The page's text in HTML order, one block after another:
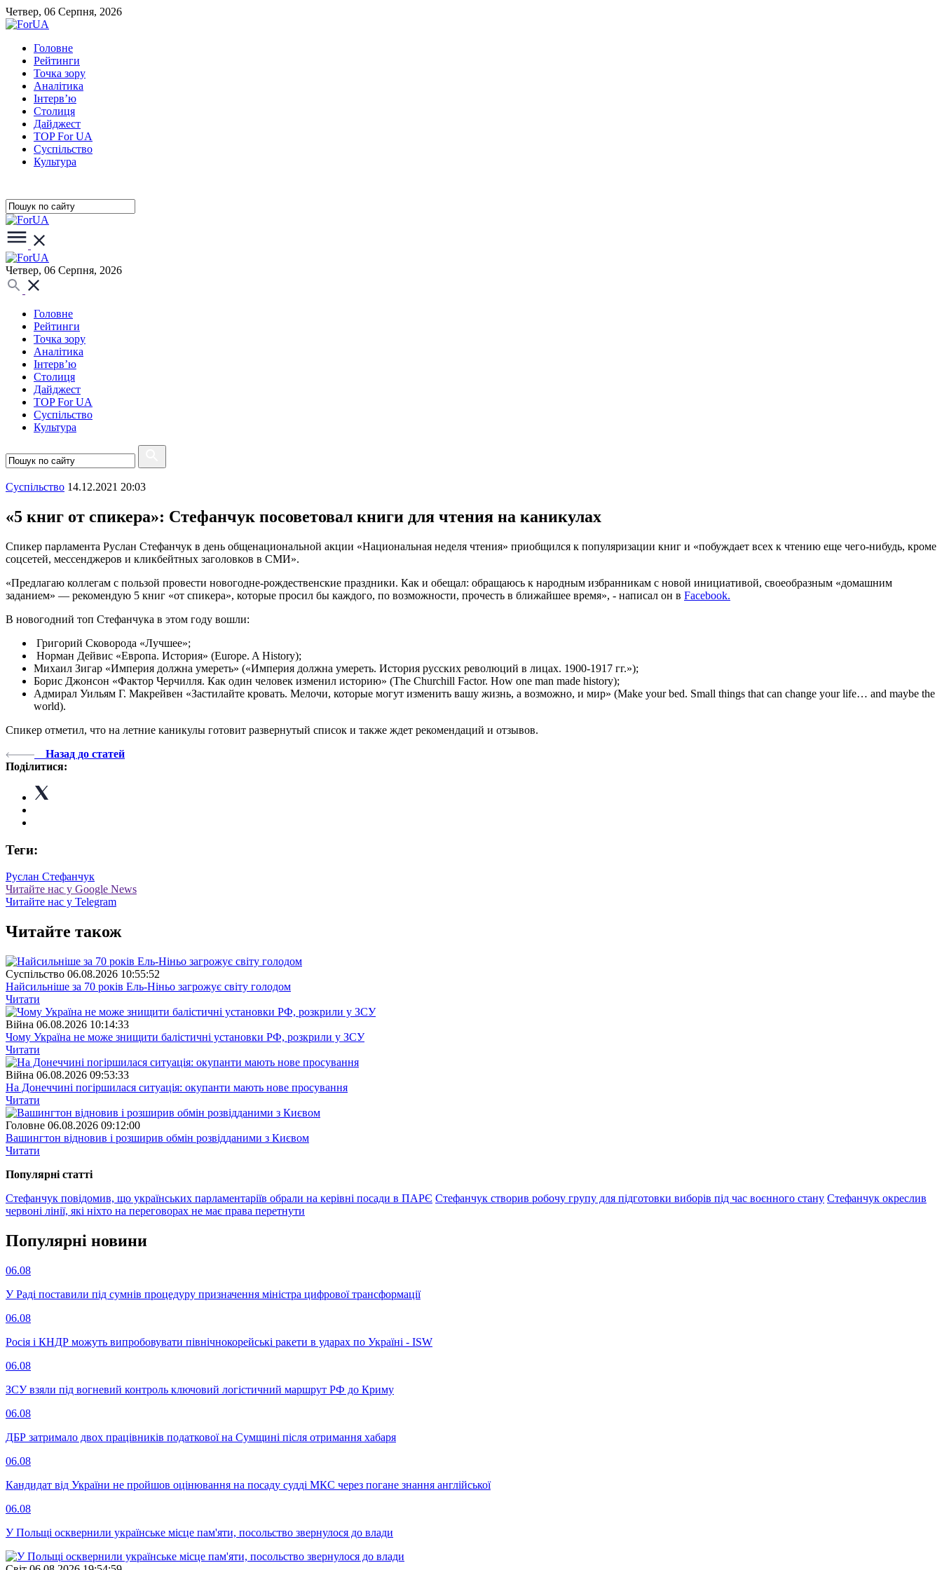
Четвер, 06 Серпня, 2026
Головне
Рейтинги
Точка зору
Аналітика
Інтерв’ю
Столиця
Дайджест
TOP For UA
Суспiльство
Культура
Четвер, 06 Серпня, 2026
Головне
Рейтинги
Точка зору
Аналітика
Інтерв’ю
Столиця
Дайджест
TOP For UA
Суспiльство
Культура
Суспiльство 14.12.2021 20:03
«5 книг от спикера»: Стефанчук посоветовал книги для чтения на каникулах
Спикер парламента Руслан Стефанчук в день общенациональной акции «Национальная неделя чтения» приобщился к популяризации книг и «побуждает всех к чтению еще чего-нибудь, кроме
соцсетей, мессенджеров и кликбейтных заголовков в СМИ».
«Предлагаю коллегам с пользой провести новогодне-рождественские праздники. Как и обещал: обращаюсь к народным избранникам с новой инициативой, своеобразным «домашним
заданием» — рекомендую 5 книг «от спикера», которые просил бы каждого, по возможности, прочесть в ближайшее время», - написал он в Facebook.
В новогодний топ Стефанчука в этом году вошли:
Григорий Сковорода «Лучшее»;
Норман Дейвис «Европа. История» (Europe. A History);
Михаил Зигар «Империя должна умереть» («Империя должна умереть. История русских революций в лицах. 1900-1917 гг.»);
Борис Джонсон «Фактор Черчилля. Как один человек изменил историю» (The Churchill Factor. How one man made history);
Адмирал Уильям Г. Макрейвен «Застилайте кровать. Мелочи, которые могут изменить вашу жизнь, а возможно, и мир» (Make your bed. Small things that can change your life… and maybe the
world).
Спикер отметил, что на летние каникулы готовит развернутый список и также ждет рекомендаций и отзывов.
Назад до статей
Поділитися:
Теги:
Руслан Стефанчук
Читайте нас у Google News
Читайте нас у Telegram
Читайте також
Суспiльство 06.08.2026 10:55:52
Найсильніше за 70 років Ель-Ніньо загрожує світу голодом
Читати
Війна 06.08.2026 10:14:33
Чому Україна не може знищити балістичні установки РФ, розкрили у ЗСУ
Читати
Війна 06.08.2026 09:53:33
На Донеччині погіршилася ситуація: окупанти мають нове просування
Читати
Головне 06.08.2026 09:12:00
Вашингтон відновив і розширив обмін розвідданими з Києвом
Читати
Популярнi статтi
Стефанчук повідомив, що українських парламентаріїв обрали на керівні посади в ПАРЄ Стефанчук створив робочу групу для підготовки виборів під час воєнного стану Стефанчук окреслив
червоні лінії, які ніхто на переговорах не має права перетнути
Популярнi новини
06.08
У Раді поставили під сумнів процедуру призначення міністра цифрової трансформації
06.08
Росія і КНДР можуть випробовувати північнокорейські ракети в ударах по Україні - ISW
06.08
ЗСУ взяли під вогневий контроль ключовий логістичний маршрут РФ до Криму
06.08
ДБР затримало двох працівників податкової на Сумщині після отримання хабаря
06.08
Кандидат від України не пройшов оцінювання на посаду судді МКС через погане знання англійської
06.08
У Польщі осквернили українське місце пам'яти, посольство звернулося до влади